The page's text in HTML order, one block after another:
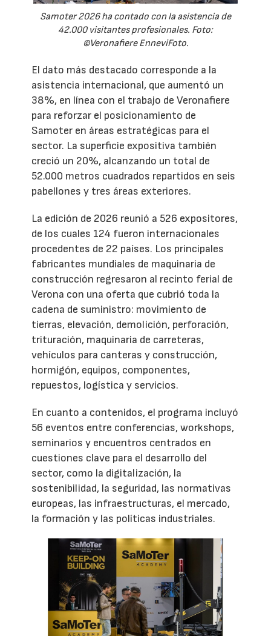
Samoter 2026 ha contado con la asistencia de
42.000 visitantes profesionales. Foto:
©Veronafiere EnneviFoto.
El dato más destacado corresponde a la
asistencia internacional, que aumentó un
38%, en línea con el trabajo de Veronafiere
para reforzar el posicionamiento de
Samoter en áreas estratégicas para el
sector. La superficie expositiva también
creció un 20%, alcanzando un total de
52.000 metros cuadrados repartidos en seis
pabellones y tres áreas exteriores.
La edición de 2026 reunió a 526 expositores,
de los cuales 124 fueron internacionales
procedentes de 22 países. Los principales
fabricantes mundiales de maquinaria de
construcción regresaron al recinto ferial de
Verona con una oferta que cubrió toda la
cadena de suministro: movimiento de
tierras, elevación, demolición, perforación,
trituración, maquinaria de carreteras,
vehículos para canteras y construcción,
hormigón, equipos, componentes,
repuestos, logística y servicios.
En cuanto a contenidos, el programa incluyó
56 eventos entre conferencias, workshops,
seminarios y encuentros centrados en
cuestiones clave para el desarrollo del
sector, como la digitalización, la
sostenibilidad, la seguridad, las normativas
europeas, las infraestructuras, el mercado,
la formación y las políticas industriales.